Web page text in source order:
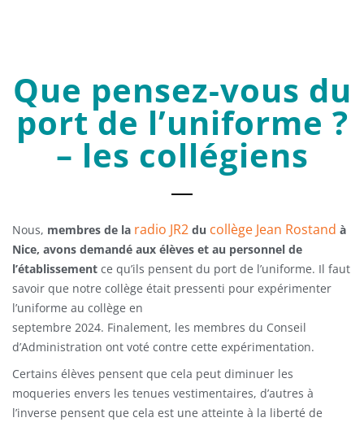
Que pensez-vous du
port de l’uniforme ?
– les collégiens
Nous, membres de la radio JR2 du collège Jean Rostand à
Nice, avons demandé aux élèves et au personnel de
l’établissement ce qu’ils pensent du port de l’uniforme. Il faut
savoir que notre collège était pressenti pour expérimenter
l’uniforme au collège en
septembre 2024. Finalement, les membres du Conseil
d’Administration ont voté contre cette expérimentation.
Certains élèves pensent que cela peut diminuer les
moqueries envers les tenues vestimentaires, d’autres à
l’inverse pensent que cela est une atteinte à la liberté de